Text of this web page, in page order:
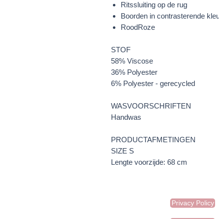
Ritssluiting op de rug
Boorden in contrasterende
RoodRoze
STOF
58% Viscose
36% Polyester
6% Polyester - gerecycled
WASVOORSCHRIFTEN
Handwas
PRODUCTAFMETINGEN
SIZE S
Lengte voorzijde: 68 cm
Privacy Policy